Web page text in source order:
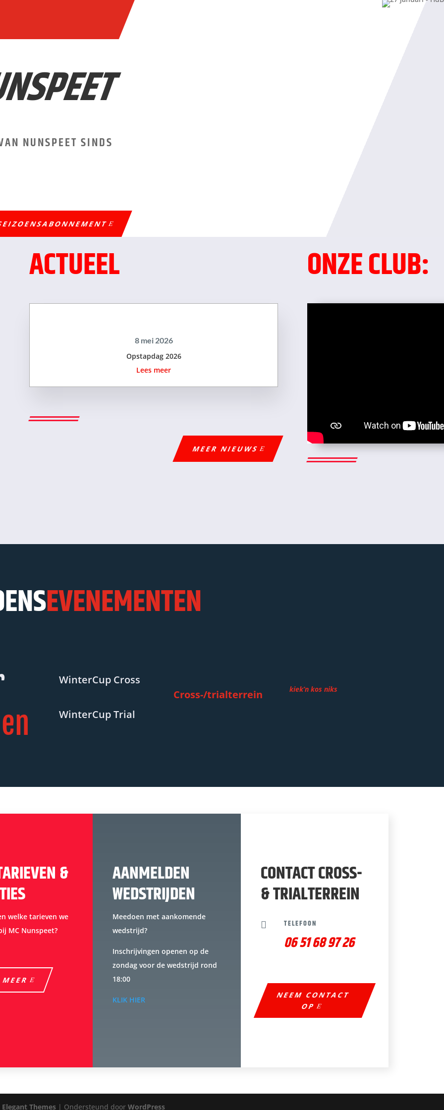
NUNSPEET SINDS
ACTUEEL
8 mei 2026
Opstapdag 2026
Lees meer
MEER NIEUWS
ONZE CLUB:
EVENEMENTEN
WinterCup Cross
WinterCup Trial
Cross-/trialterrein kiek’n kos niks
&
welke tarieven we
MC Nunspeet?
MEER
AANMELDEN
WEDSTRIJDEN
Meedoen met aankomende
wedstrijd?
Inschrijvingen openen op de
zondag voor de wedstrijd rond
18:00
KLIK HIER
CONTACT CROSS-
& TRIALTERREIN
 TELEFOON
06 51 68 97 26
NEEM CONTACT
OP
Elegant Themes| Ondersteund door WordPress